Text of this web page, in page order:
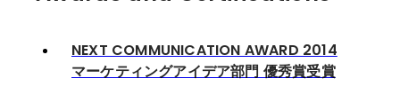
NEXT COMMUNICATION AWARD 2014
マーケティングアイデア部門 優秀賞受賞